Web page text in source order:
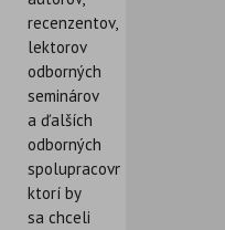
recenzentov,
lektorov
odborných
seminárov
a ďalších
odborných
spolupracovníkov,
ktorí by
sa chceli